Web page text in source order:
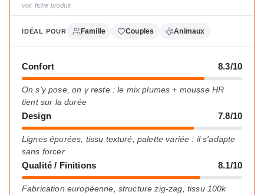
voir fiche produit
IDÉAL POUR Famille Couples Animaux
Confort 8.3/10
On s'y pose, on y reste : le mix plumes + mousse HR
tient sur la durée
Design 7.8/10
Lignes épurées, tissu texturé, palette variée : il s'adapte
sans forcer
Qualité / Finitions 8.1/10
Fabrication européenne, structure zig-zag, tissu 100k